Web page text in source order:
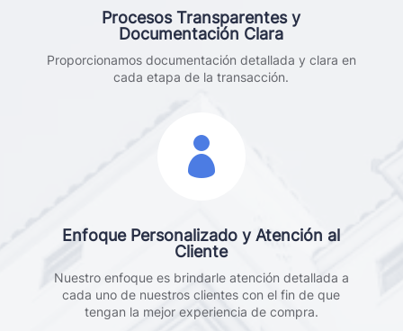
Procesos Transparentes y
Documentación Clara
Proporcionamos documentación detallada y clara en
cada etapa de la transacción.

Enfoque Personalizado y Atención al
Cliente
Nuestro enfoque es brindarle atención detallada a
cada uno de nuestros clientes con el fin de que
tengan la mejor experiencia de compra.